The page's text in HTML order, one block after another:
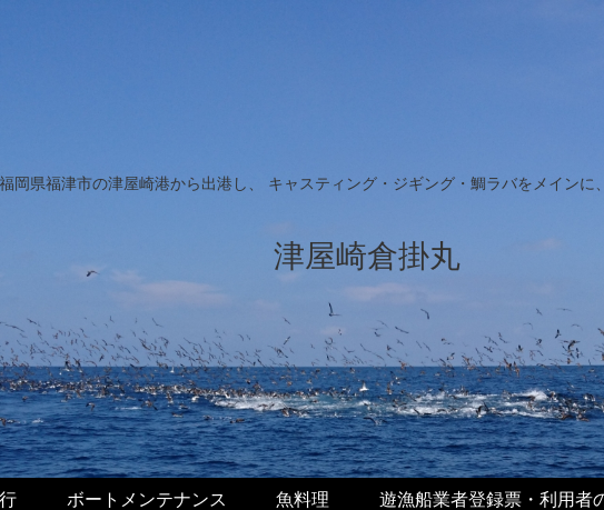
福岡県福津市の津屋崎港から出港し、 キャスティング・ジギング・鯛ラバをメインに
津屋崎倉掛丸
ボートメンテナンス 魚料理 遊漁船業者登録票・利用者